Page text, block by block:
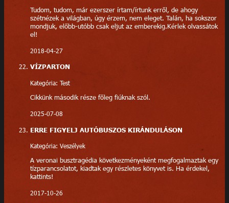
Tudom, tudom, már ezerszer írtam/írtunk erről, de ahogy
szétnézek a világban, úgy érzem, nem eleget. Talán, ha sokszor
mondjuk, előbb-utóbb csak eljut az emberekig.Kérlek olvassátok
el!
2018-04-27
VÍZPARTON
Kategória: Test
Cikkünk második része főleg fiúknak szól.
2025-07-08
ERRE FIGYELJ AUTÓBUSZOS KIRÁNDULÁSON
Kategória: Veszélyek
A veronai busztragédia következményeként megfogalmaztak egy
tízparancsolatot, kiadtak egy részletes könyvet is. Ha érdekel,
kattints!
2017-10-26